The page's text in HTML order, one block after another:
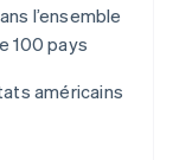
l’ensemble
100 pays
américains